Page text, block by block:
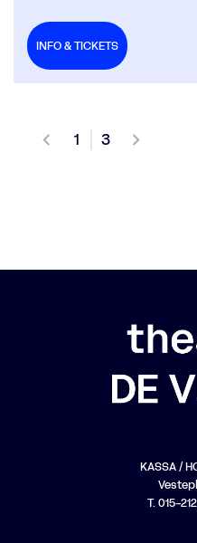
INFO & TICKETS
1 3
KASSA /
T. 015-